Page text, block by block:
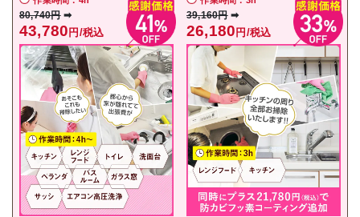
80,740円 ➡
43,780 円/税込
39,160円 ➡
26,180 円/税込